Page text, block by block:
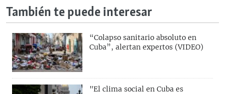
También te puede interesar
“Colapso sanitario absoluto en
Cuba”, alertan expertos (VIDEO)
"El clima social en Cuba es